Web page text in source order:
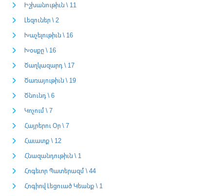
Իշխանութիւն \ 11
Լեզուներ \ 2
Խաչելութիւն \ 16
Խօսքը \ 16
Ծաղկազարդ \ 17
Ծառայութիւն \ 19
Ծնունդ \ 6
Կոչում \ 7
Հայրերու Օր \ 7
Հաւատք \ 12
Հնազանդութիւն \ 1
Հոգեւոր Պատերազմ \ 44
Հոգիով Լեցուած Կեանք \ 1